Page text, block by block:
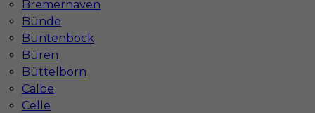
Bremerhaven
Bünde
Buntenbock
Büren
Büttelborn
Calbe
Celle
Praca w Niemczech tynki maszynowe 17€/h
Kategoria Prace budowlane
Lokalizacja